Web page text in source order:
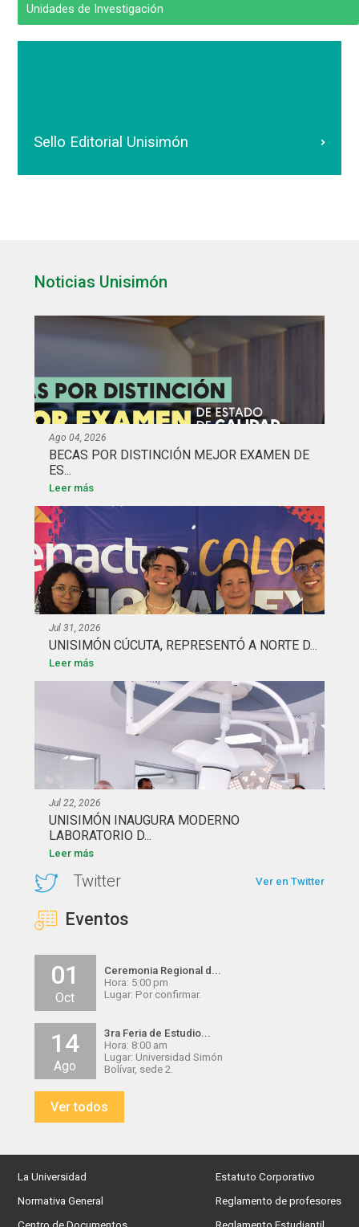
Unidades de Investigación
Sello Editorial Unisimón
Noticias Unisimón
Ago 04, 2026
BECAS POR DISTINCIÓN MEJOR EXAMEN DE
ES...
Leer más
Jul 31, 2026
UNISIMÓN CÚCUTA, REPRESENTÓ A NORTE D...
Leer más
Jul 22, 2026
UNISIMÓN INAUGURA MODERNO
LABORATORIO D...
Leer más
Twitter Ver en Twitter
Eventos
01
Oct
Ceremonia Regional d...
Hora: 5:00 pm
Lugar: Por confirmar.
14
Ago
3ra Feria de Estudio...
Hora: 8:00 am
Lugar: Universidad Simón
Bolívar, sede 2.
Ver todos
La Universidad
Normativa General
Estatuto Corporativo
Reglamento de profesores